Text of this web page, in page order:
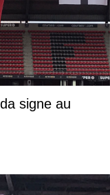
signe au